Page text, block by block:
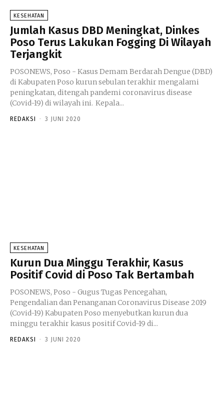
KESEHATAN
Jumlah Kasus DBD Meningkat, Dinkes
Poso Terus Lakukan Fogging Di Wilayah
Terjangkit
POSONEWS, Poso - Kasus Demam Berdarah Dengue (DBD)
di Kabupaten Poso kurun sebulan terakhir mengalami
peningkatan, ditengah pandemi coronavirus disease
(Covid-19) di wilayah ini. Kepala...
REDAKSI - 3 JUNI 2020
KESEHATAN
Kurun Dua Minggu Terakhir, Kasus
Positif Covid di Poso Tak Bertambah
POSONEWS, Poso - Gugus Tugas Pencegahan,
Pengendalian dan Penanganan Coronavirus Disease 2019
(Covid-19) Kabupaten Poso menyebutkan kurun dua
minggu terakhir kasus positif Covid-19 di...
REDAKSI - 3 JUNI 2020